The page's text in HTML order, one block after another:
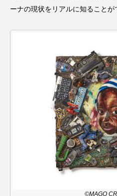
ーナの現状をリアルに知ることが
©MAGO